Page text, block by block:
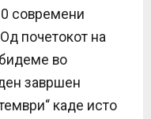
современи
почетокот на
во
завршен
каде исто